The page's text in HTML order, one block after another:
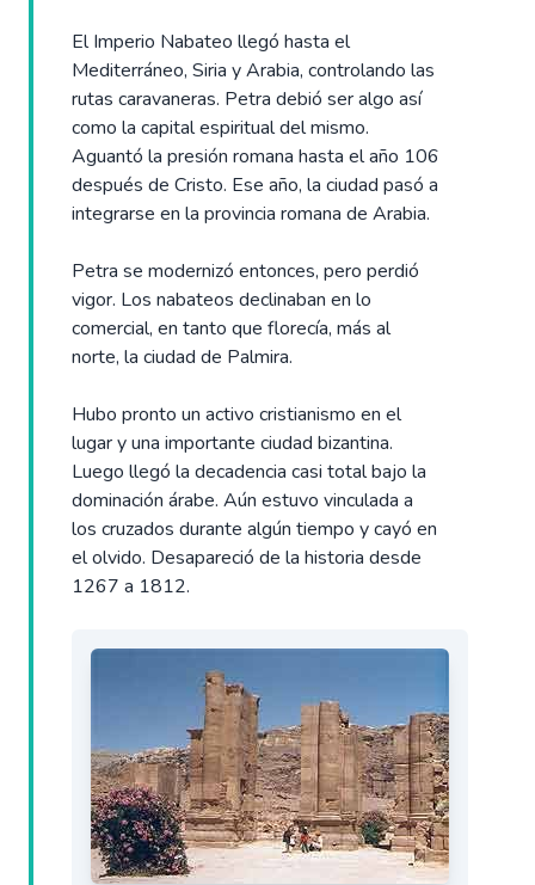
El Imperio Nabateo llegó hasta el
Mediterráneo, Siria y Arabia, controlando las
rutas caravaneras. Petra debió ser algo así
como la capital espiritual del mismo.
Aguantó la presión romana hasta el año 106
después de Cristo. Ese año, la ciudad pasó a
integrarse en la provincia romana de Arabia.
Petra se modernizó entonces, pero perdió
vigor. Los nabateos declinaban en lo
comercial, en tanto que florecía, más al
norte, la ciudad de Palmira.
Hubo pronto un activo cristianismo en el
lugar y una importante ciudad bizantina.
Luego llegó la decadencia casi total bajo la
dominación árabe. Aún estuvo vinculada a
los cruzados durante algún tiempo y cayó en
el olvido. Desapareció de la historia desde
1267 a 1812.